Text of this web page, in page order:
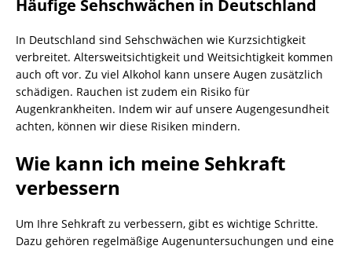
Häufige Sehschwächen in Deutschland
In Deutschland sind Sehschwächen wie Kurzsichtigkeit
verbreitet. Altersweitsichtigkeit und Weitsichtigkeit kommen
auch oft vor. Zu viel Alkohol kann unsere Augen zusätzlich
schädigen. Rauchen ist zudem ein Risiko für
Augenkrankheiten. Indem wir auf unsere Augengesundheit
achten, können wir diese Risiken mindern.
Wie kann ich meine Sehkraft
verbessern
Um Ihre Sehkraft zu verbessern, gibt es wichtige Schritte.
Dazu gehören regelmäßige Augenuntersuchungen und eine